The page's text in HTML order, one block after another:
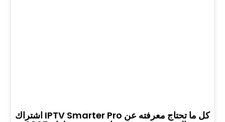
كل ما تحتاج معرفته عن IPTV Smarter Pro اشتراك